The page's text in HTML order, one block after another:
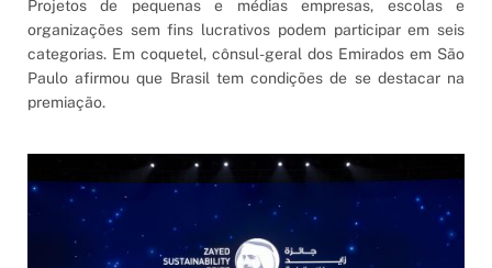
Projetos de pequenas e médias empresas, escolas e
organizações sem fins lucrativos podem participar em seis
categorias. Em coquetel, cônsul-geral dos Emirados em São
Paulo afirmou que Brasil tem condições de se destacar na
premiação.